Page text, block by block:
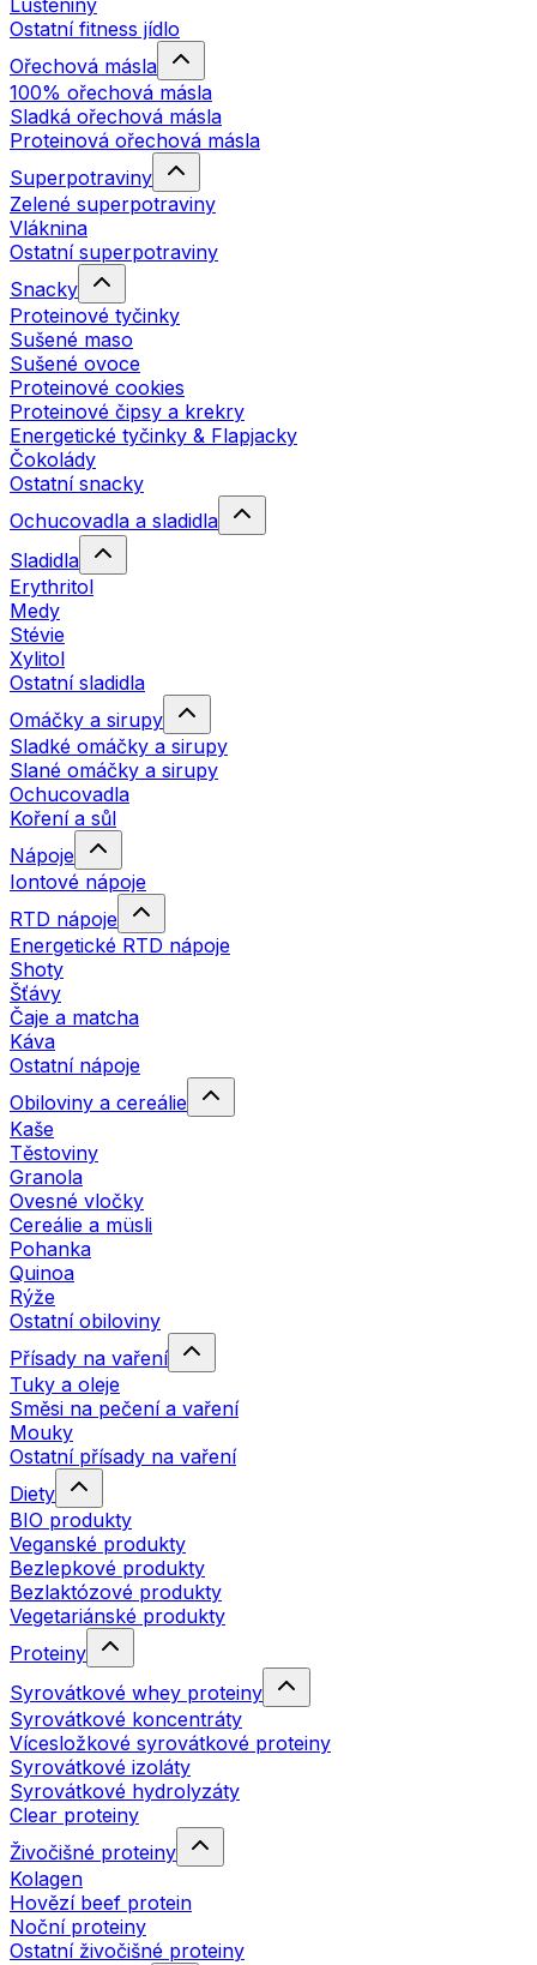
Luštěniny
Ostatní fitness jídlo
Ořechová másla
100% ořechová másla
Sladká ořechová másla
Proteinová ořechová másla
Superpotraviny
Zelené superpotraviny
Vláknina
Ostatní superpotraviny
Snacky
Proteinové tyčinky
Sušené maso
Sušené ovoce
Proteinové cookies
Proteinové čipsy a krekry
Energetické tyčinky & Flapjacky
Čokolády
Ostatní snacky
Ochucovadla a sladidla
Sladidla
Erythritol
Medy
Stévie
Xylitol
Ostatní sladidla
Omáčky a sirupy
Sladké omáčky a sirupy
Slané omáčky a sirupy
Ochucovadla
Koření a sůl
Nápoje
Iontové nápoje
RTD nápoje
Energetické RTD nápoje
Shoty
Šťávy
Čaje a matcha
Káva
Ostatní nápoje
Obiloviny a cereálie
Kaše
Těstoviny
Granola
Ovesné vločky
Cereálie a müsli
Pohanka
Quinoa
Rýže
Ostatní obiloviny
Přísady na vaření
Tuky a oleje
Směsi na pečení a vaření
Mouky
Ostatní přísady na vaření
Diety
BIO produkty
Veganské produkty
Bezlepkové produkty
Bezlaktózové produkty
Vegetariánské produkty
Proteiny
Syrovátkové whey proteiny
Syrovátkové koncentráty
Vícesložkové syrovátkové proteiny
Syrovátkové izoláty
Syrovátkové hydrolyzáty
Clear proteiny
Živočišné proteiny
Kolagen
Hovězí beef protein
Noční proteiny
Ostatní živočišné proteiny